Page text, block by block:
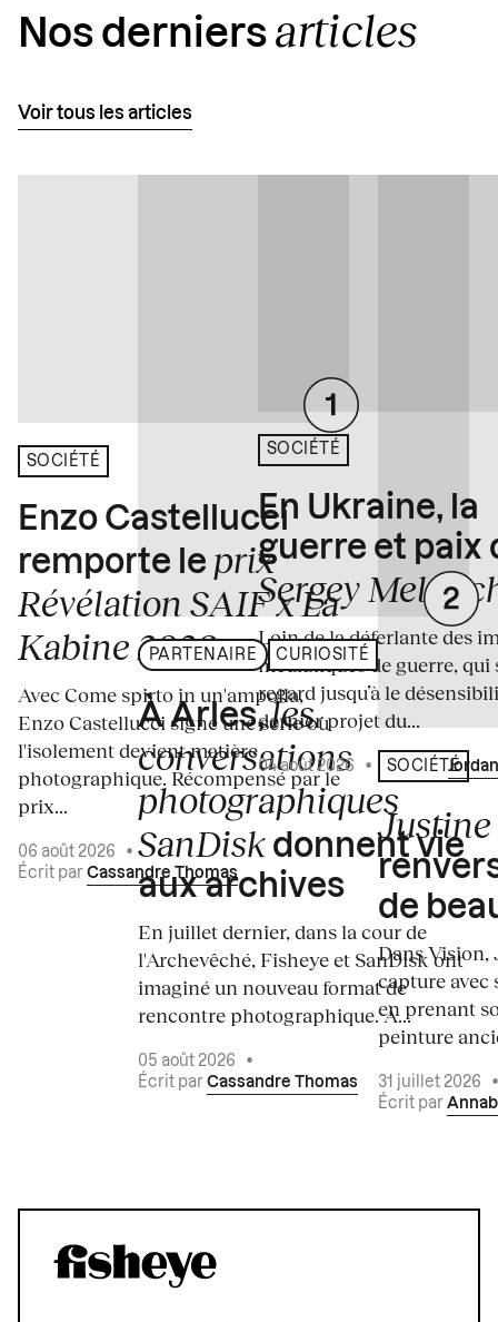
Nos derniers articles
Voir tous les articles
SOCIÉTÉ
Enzo Castellucci
remporte le prix
Révélation SAIF x La
Kabine 2026
Avec Come spirto in un'ampolla,
Enzo Castellucci signe une série où
l'isolement devient matière
photographique. Récompensé par le
prix...
06 août 2026
•
Écrit par Cassandre Thomas
PARTENAIRE CURIOSITÉ
À Arles,les
conversations
photographiques
SanDisk donnent vie
aux archives
En juillet dernier, dans la cour de
l'Archevêché, Fisheye et SanDisk ont
imaginé un nouveau format de
rencontre photographique. À...
05 août 2026
•
Écrit par Cassandre Thomas
SOCIÉTÉ
En Ukraine, la
guerre et paix
Sergey
Loin de la déferlante des
médiatiques de guerre, qui
regard jusqu’à le
dernier projet du...
04 août 2026 • Écrit par
SOCIÉTÉ
de
Dans
capture avec
en prenant
peinture
31 juillet 2026
Écrit par